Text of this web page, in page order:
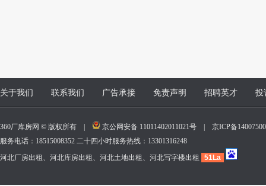
关于我们 联系我们 广告承接 免责声明 招聘英才 投
360厂库房网 © 版权所有 | 京公网安备 11011402011021号
京ICP备
服务电话：18515008352 二十四小时服务热线：13301316248
河北厂房出租、河北库房出租、河北土地出租、河北写字楼出租
51La